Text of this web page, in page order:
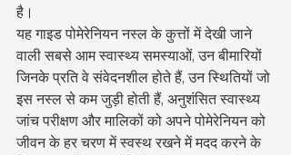
है।
यह गाइड पोमेरेनियन नस्ल के कुत्तों में देखी जाने
वाली सबसे आम स्वास्थ्य समस्याओं, उन बीमारियों
जिनके प्रति वे संवेदनशील होते हैं, उन स्थितियों जो
इस नस्ल से कम जुड़ी होती हैं, अनुशंसित स्वास्थ्य
जांच परीक्षण और मालिकों को अपने पोमेरेनियन को
जीवन के हर चरण में स्वस्थ रखने में मदद करने के